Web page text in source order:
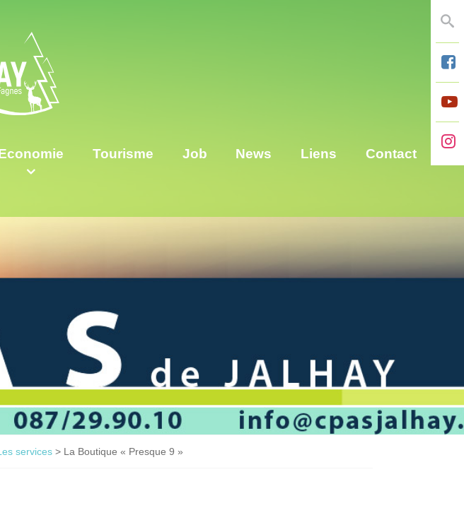
Tourisme Job News Liens Contact
services> La Boutique « Presque 9 »